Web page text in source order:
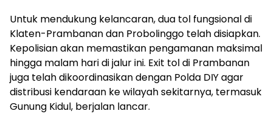
Untuk mendukung kelancaran, dua tol fungsional di
Klaten-Prambanan dan Probolinggo telah disiapkan.
Kepolisian akan memastikan pengamanan maksimal
hingga malam hari di jalur ini. Exit tol di Prambanan
juga telah dikoordinasikan dengan Polda DIY agar
distribusi kendaraan ke wilayah sekitarnya, termasuk
Gunung Kidul, berjalan lancar.